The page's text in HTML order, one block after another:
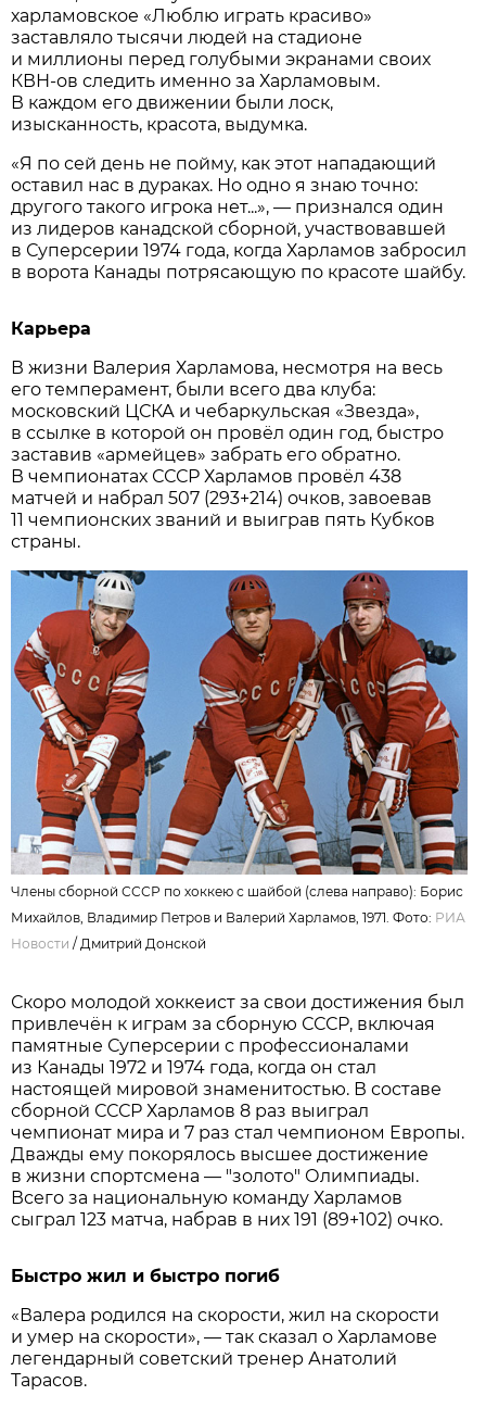
харламовское «Люблю играть красиво»
заставляло тысячи людей на стадионе
и миллионы перед голубыми экранами своих
КВН-ов следить именно за Харламовым.
В каждом его движении были лоск,
изысканность, красота, выдумка.
«Я по сей день не пойму, как этот нападающий
оставил нас в дураках. Но одно я знаю точно:
другого такого игрока нет...», — признался один
из лидеров канадской сборной, участвовавшей
в Суперсерии 1974 года, когда Харламов забросил
в ворота Канады потрясающую по красоте шайбу.
Карьера
В жизни Валерия Харламова, несмотря на весь
его темперамент, были всего два клуба:
московский ЦСКА и чебаркульская «Звезда»,
в ссылке в которой он провёл один год, быстро
заставив «армейцев» забрать его обратно.
В чемпионатах СССР Харламов провёл 438
матчей и набрал 507 (293+214) очков, завоевав
11 чемпионских званий и выиграв пять Кубков
страны.
Члены сборной СССР по хоккею с шайбой (слева направо): Борис
Михайлов, Владимир Петров и Валерий Харламов, 1971. Фото: РИА
Новости / Дмитрий Донской
Скоро молодой хоккеист за свои достижения был
привлечён к играм за сборную СССР, включая
памятные Суперсерии с профессионалами
из Канады 1972 и 1974 года, когда он стал
настоящей мировой знаменитостью. В составе
сборной СССР Харламов 8 раз выиграл
чемпионат мира и 7 раз стал чемпионом Европы.
Дважды ему покорялось высшее достижение
в жизни спортсмена — "золото" Олимпиады.
Всего за национальную команду Харламов
сыграл 123 матча, набрав в них 191 (89+102) очко.
Быстро жил и быстро погиб
«Валера родился на скорости, жил на скорости
и умер на скорости», — так сказал о Харламове
легендарный советский тренер Анатолий
Тарасов.